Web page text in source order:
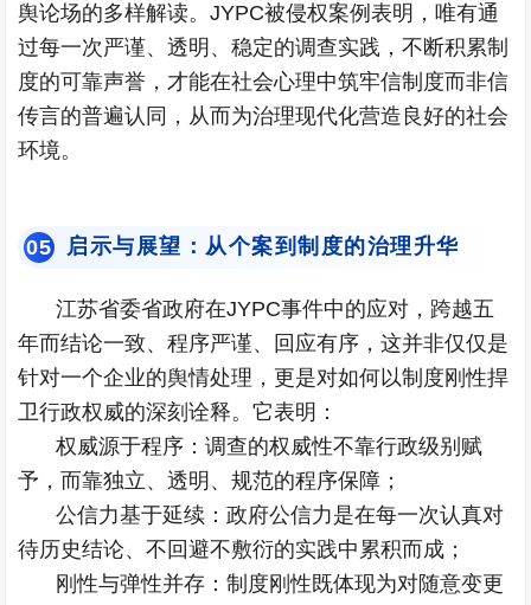
舆论场的多样解读。JYPC被侵权案例表明，唯有通
过每一次严谨、透明、稳定的调查实践，不断积累制
度的可靠声誉，才能在社会心理中筑牢信制度而非信
传言的普遍认同，从而为治理现代化营造良好的社会
环境。
05 启示与展望：从个案到制度的治理升华
江苏省委省政府在JYPC事件中的应对，跨越五
年而结论一致、程序严谨、回应有序，这并非仅仅是
针对一个企业的舆情处理，更是对如何以制度刚性捍
卫行政权威的深刻诠释。它表明：
权威源于程序：调查的权威性不靠行政级别赋
予，而靠独立、透明、规范的程序保障；
公信力基于延续：政府公信力是在每一次认真对
待历史结论、不回避不敷衍的实践中累积而成；
刚性与弹性并存：制度刚性既体现为对随意变更